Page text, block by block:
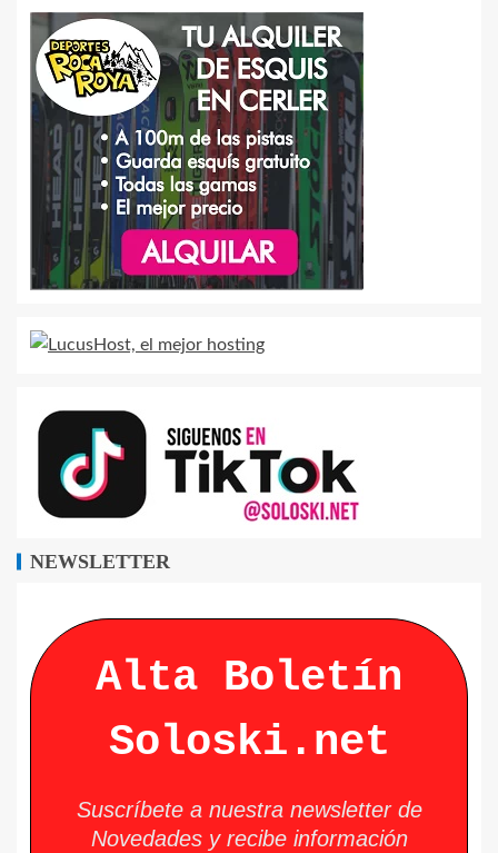
NEWSLETTER
Alta Boletín
Soloski.net
Suscríbete a nuestra newsletter de
Novedades y recibe información